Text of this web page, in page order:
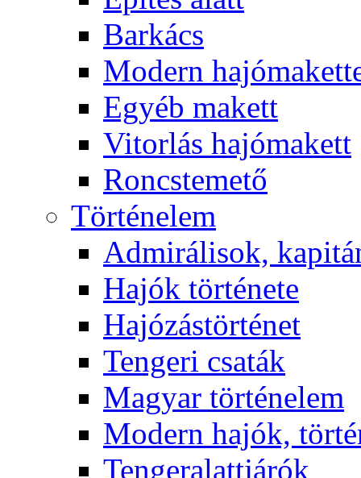
Barkács
Modern
Egyéb makett
Vitorlás hajómakett
Roncstemető
Történelem
Admirálisok,
Hajók története
Hajózástörténet
Tengeri csaták
Magyar történelem
Modern hajók,
Tengeralattjárók